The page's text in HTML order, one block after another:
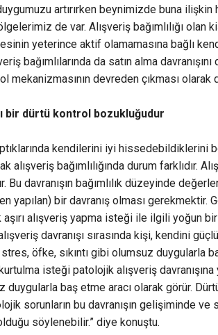
artırırken beynimizde buna
de var. Alışveriş bağımlılığı olan
yeterince aktif olamamasına bağlı
bağımlılarında da satın alma
mekanizmasının devreden çıkması olarak
bir dürtü kontrol bozukluğudur
kendilerini iyi hissedebildiklerini
alışveriş bağımlılığında durum farklıdır.
Bu davranışın bağımlılık düzeyinde
yapılan) bir davranış olması gerekmektir.
alışveriş yapma isteği ile ilgili yoğun
davranışı sırasında kişi, kendini
öfke, sıkıntı gibi olumsuz duygularla
isteği patolojik alışveriş
duygularla baş etme aracı olarak görür.
sorunların bu davranışın gelişiminde ve
söylenebilir.” diye konuştu.